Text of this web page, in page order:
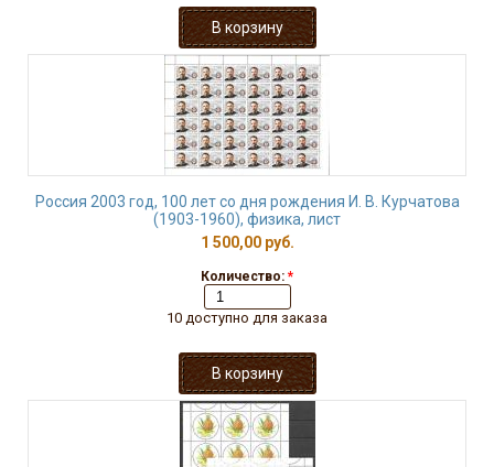
Россия 2003 год, 100 лет со дня рождения И. В. Курчатова
(1903-1960), физика, лист
1 500,00 руб.
Количество: *
10 доступно для заказа